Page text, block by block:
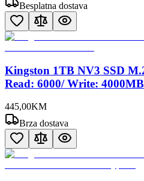
Besplatna dostava
Kingston 1TB NV3 SSD
Read: 6000/ Write:
445,00KM
Brza dostava